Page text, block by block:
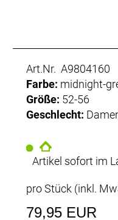
Art.Nr. A9804160
Farbe: midnight-
Größe: 52-56
Geschlecht:
Artikel sofort im
pro Stück (inkl.
79,95 EUR